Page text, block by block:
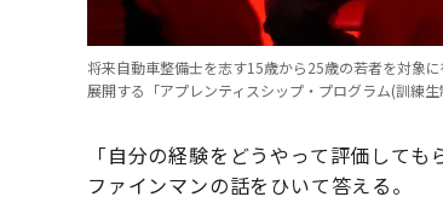
将来自動車整備士を志す15歳から25歳の若者を対象
展開する「アプレンティスシップ・プログラム(訓練生
「自分の経験をどうやって評価して
ファインマンの話をひいて答える。